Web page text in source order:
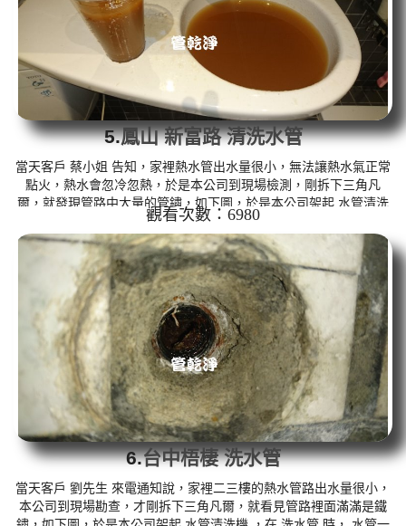
5.鳳山 新富路 清洗水管
當天客戶 蔡小姐 告知，家裡熱水管出水量很小，無法讓熱水氣正常
點火，熱水會忽冷忽熱，於是本公司到現場檢測，剛拆下三角凡
爾，就發現管路中大量的管鏽，如下圖，於是本公司架起 水管清洗
機 ，在 洗水管 的過程中， 管路常常塞住無法出水，本公司改用特
殊工法， 水管清洗 約兩個多小時，熱水管路終於出水正常，熱水器
也能正常使用了。 清洗水管,水管清洗, 洗水管, 熱水管堵塞, 熱水忽
冷忽熱 ...
觀看次數：6980
6.台中梧棲 洗水管
當天客戶 劉先生 來電通知說，家裡二三樓的熱水管路出水量很小，
本公司到現場勘查，才剛拆下三角凡爾，就看見管路裡面滿滿是鐵